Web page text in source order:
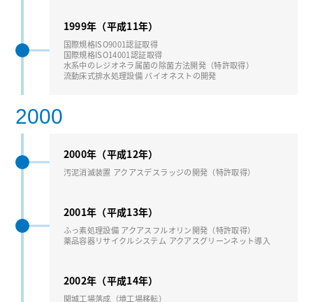
1999年（平成11年）
国際規格ISO9001認証取得
国際規格ISO14001認証取得
⽔系中のレジオネラ属菌の除菌⽅法開発（特許取得）
流動床式排⽔処理設備 バイオネストの開発
2000
2000年（平成12年）
汚泥消滅装置 アクアスデスラッジの開発（特許取得）
2001年（平成13年）
ふっ素処理設備 アクアスフルオリン開発（特許取得）
薬品容器リサイクルシステム アクアスグリーンネット導⼊
2002年（平成14年）
関城⼯場落成（境⼯場移転）